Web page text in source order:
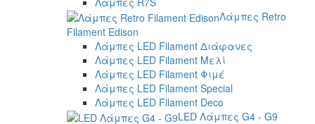
Λάμπες Retro
Filament Edison
Λάμπες LED Filament Διάφανες
Λάμπες LED Filament Μελί
Λάμπες LED Filament Φιμέ
Λάμπες LED Filament Special
Λάμπες LED Filament Deco
LED Λάμπες G4 - G9